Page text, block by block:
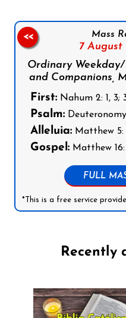
Mass
7 August
Ordinary
and Companions,
First: Nahum 2: 1, 3;
Psalm:
Alleluia: Matthew 5:
Gospel: Matthew
FULL
*This is a free service
<<
Recently